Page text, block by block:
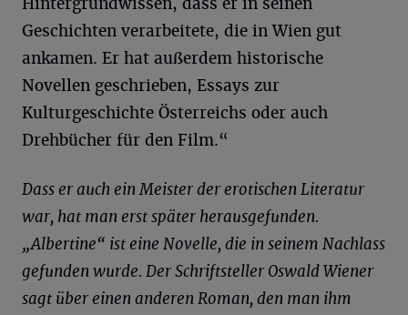
Geschichten verarbeitete, die in Wien gut
ankamen. Er hat außerdem historische
Novellen geschrieben, Essays zur
Kulturgeschichte Österreichs oder auch
Drehbücher für den Film.“
Dass er auch ein Meister der erotischen Literatur
war, hat man erst später herausgefunden.
„Albertine“ ist eine Novelle, die in seinem Nachlass
gefunden wurde. Der Schriftsteller Oswald Wiener
sagt über einen anderen Roman, den man ihm